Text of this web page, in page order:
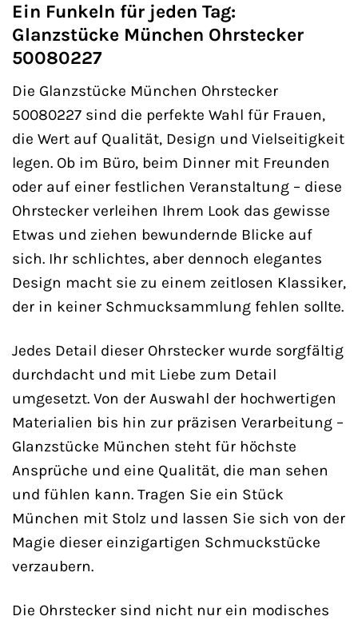
Ein Funkeln für jeden Tag:
Glanzstücke München Ohrstecker
50080227
Die Glanzstücke München Ohrstecker
50080227 sind die perfekte Wahl für Frauen,
die Wert auf Qualität, Design und Vielseitigkeit
legen. Ob im Büro, beim Dinner mit Freunden
oder auf einer festlichen Veranstaltung – diese
Ohrstecker verleihen Ihrem Look das gewisse
Etwas und ziehen bewundernde Blicke auf
sich. Ihr schlichtes, aber dennoch elegantes
Design macht sie zu einem zeitlosen Klassiker,
der in keiner Schmucksammlung fehlen sollte.
Jedes Detail dieser Ohrstecker wurde sorgfältig
durchdacht und mit Liebe zum Detail
umgesetzt. Von der Auswahl der hochwertigen
Materialien bis hin zur präzisen Verarbeitung –
Glanzstücke München steht für höchste
Ansprüche und eine Qualität, die man sehen
und fühlen kann. Tragen Sie ein Stück
München mit Stolz und lassen Sie sich von der
Magie dieser einzigartigen Schmuckstücke
verzaubern.
Die Ohrstecker sind nicht nur ein modisches